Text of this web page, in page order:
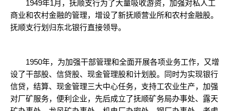
1949年1月，抚顺支行为了大量吸收游资，加强对私人工
商业和农村金融的管理，增设了新抚顺营业所和农村金融股。
抚顺支行划归东北银行直接领导。
1950年，为加强干部管理和全面开展各项业务工作，又增
设了干部股、信贷股、现金管理股和计划股。同时为实现银行
信贷，结算、现金管理三大中心任务，支持工农业生产，加强
对厂矿服务，便利企业，先后成立了抚顺矿务局办事处、露天